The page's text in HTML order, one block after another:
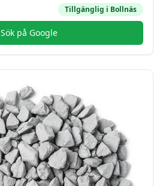
Tillgänglig i Bollnäs
Sök på Google